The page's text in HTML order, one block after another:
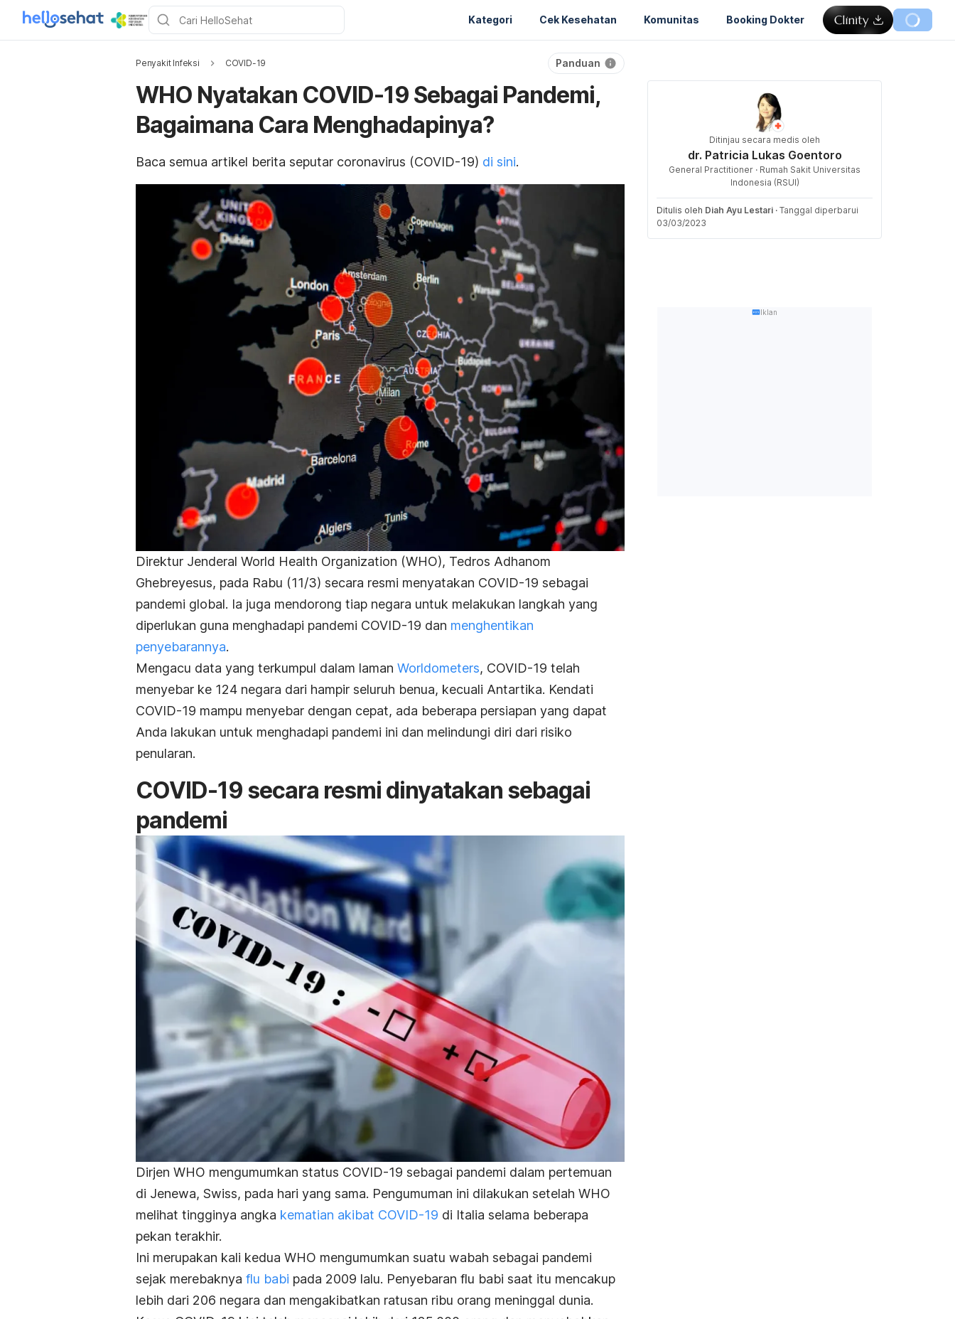
Kategori Cek Kesehatan Komunitas Booking Dokter
Penyakit Infeksi COVID-19 Panduan
WHO Nyatakan COVID-19 Sebagai Pandemi,
Bagaimana Cara Menghadapinya?
Baca semua artikel berita seputar coronavirus (COVID-19) di sini.
Direktur Jenderal World Health Organization (WHO), Tedros Adhanom
Ghebreyesus, pada Rabu (11/3) secara resmi menyatakan COVID-19 sebagai
pandemi global. Ia juga mendorong tiap negara untuk melakukan langkah yang
diperlukan guna menghadapi pandemi COVID-19 dan menghentikan
penyebarannya.
Mengacu data yang terkumpul dalam laman Worldometers, COVID-19 telah
menyebar ke 124 negara dari hampir seluruh benua, kecuali Antartika. Kendati
COVID-19 mampu menyebar dengan cepat, ada beberapa persiapan yang dapat
Anda lakukan untuk menghadapi pandemi ini dan melindungi diri dari risiko
penularan.
COVID-19 secara resmi dinyatakan sebagai
pandemi
Dirjen WHO mengumumkan status COVID-19 sebagai pandemi dalam pertemuan
di Jenewa, Swiss, pada hari yang sama. Pengumuman ini dilakukan setelah WHO
melihat tingginya angka kematian akibat COVID-19 di Italia selama beberapa
pekan terakhir.
Ini merupakan kali kedua WHO mengumumkan suatu wabah sebagai pandemi
sejak merebaknya flu babi pada 2009 lalu. Penyebaran flu babi saat itu mencakup
lebih dari 206 negara dan mengakibatkan ratusan ribu orang meninggal dunia.
Ditinjau secara medis oleh
dr. Patricia Lukas Goentoro
General Practitioner · Rumah Sakit Universitas
Indonesia (RSUI)
Ditulis oleh Diah Ayu Lestari · Tanggal diperbarui
03/03/2023
Iklan